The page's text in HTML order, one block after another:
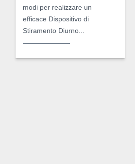
modi per realizzare un
efficace Dispositivo di
Stiramento Diurno...